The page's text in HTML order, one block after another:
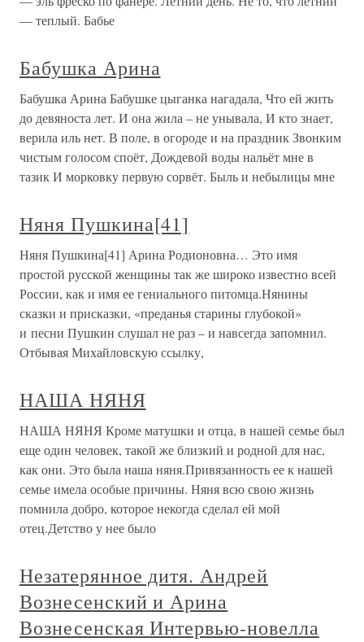
— теплый. Бабье
Бабушка Арина
Бабушка Арина Бабушке цыганка нагадала, Что ей жить
до девяноста лет. И она жила – не унывала, И кто знает,
верила иль нет. В поле, в огороде и на праздник Звонким
чистым голосом споёт, Дождевой воды нальёт мне в
тазик И морковку первую сорвёт. Быль и небылицы мне
Няня Пушкина[41]
Няня Пушкина[41] Арина Родионовна… Это имя
простой русской женщины так же широко известно всей
России, как и имя ее гениального питомца.Нянины
сказки и присказки, «преданья старины глубокой»
и песни Пушкин слушал не раз – и навсегда запомнил.
Отбывая Михайловскую ссылку,
НАША НЯНЯ
НАША НЯНЯ Кроме матушки и отца, в нашей семье был
еще один человек, такой же близкий и родной для нас,
как они. Это была наша няня.Привязанность ее к нашей
семье имела особые причины. Няня всю свою жизнь
помнила добро, которое некогда сделал ей мой
отец.Детство у нее было
Незатерянное дитя. Андрей
Вознесенский и Арина
Вознесенская Интервью-новелла